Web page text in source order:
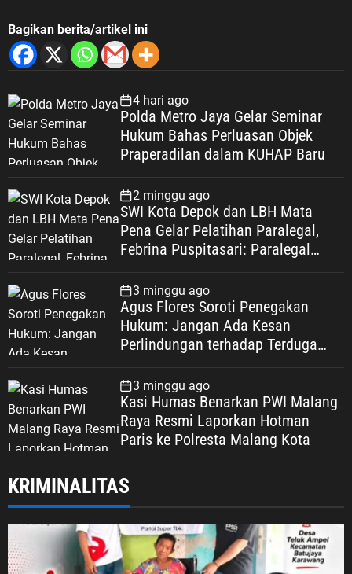
Bagikan berita/artikel ini
4 hari ago
Polda Metro Jaya Gelar Seminar
Hukum Bahas Perluasan Objek
Praperadilan dalam KUHAP Baru
2 minggu ago
SWI Kota Depok dan LBH Mata
Pena Gelar Pelatihan Paralegal,
Febrina Puspitasari: Paralegal
Keadilan Warga Depok
3 minggu ago
Agus Flores Soroti Penegakan
Hukum: Jangan Ada Kesan
Perlindungan terhadap Terduga
Dipertaruhkan
3 minggu ago
Kasi Humas Benarkan PWI Malang
Raya Resmi Laporkan Hotman
Paris ke Polresta Malang Kota
KRIMINALITAS